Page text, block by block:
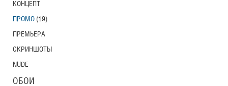
КОНЦЕПТ
ПРОМО (19)
ПРЕМЬЕРА
СКРИНШОТЫ
NUDE
ОБОИ